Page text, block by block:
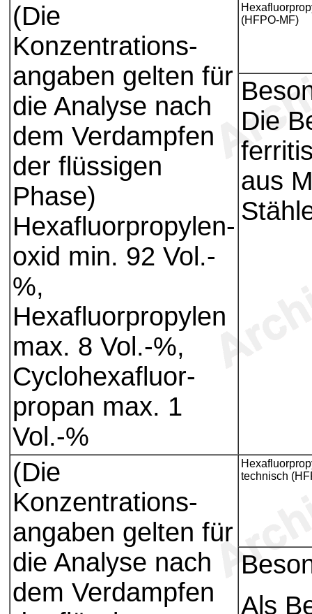
(Die
Konzentrations-
angaben gelten für
die Analyse nach
dem Verdampfen
der flüssigen
Phase)
Hexafluorpropylen-
oxid min. 92 Vol.-
%,
Hexafluorpropylen
max. 8 Vol.-%,
Cyclohexafluor-
propan max. 1
Vol.-%
(HFPO-MF)
Die
aus
(Die
Konzentrations-
angaben gelten für
die Analyse nach
dem Verdampfen
technisch
Als